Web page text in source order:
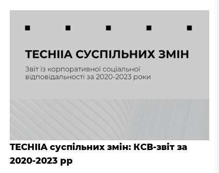
TECHIIA суспільних змін: КСВ-звіт за
2020-2023 рр